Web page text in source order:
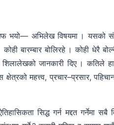
भयो— अभिलेख विषयमा । यसको
बारम्बार बोलिरहे । कोही धेरै
जानकारी दिए । कतिले
महत्त्व, प्रचार–प्रसार,
सिद्ध गर्न मद्दत गर्नेमा सबै